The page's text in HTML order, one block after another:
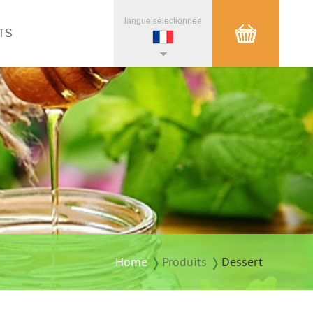
langue sélectionnée
Home Produits Dessert